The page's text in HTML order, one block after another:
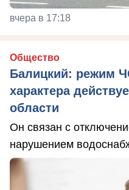
вчера в 17:18
Общество
Балицкий: режим
характера
области
Он связан с
нарушением